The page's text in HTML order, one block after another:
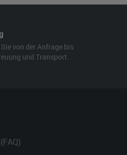
von der Anfrage bis
und Transport.